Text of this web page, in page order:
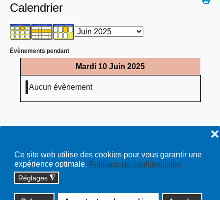
Ce site web utilise des cookies pour vous garantir une
expérience optimale. Politique de confidentialité
Réglages ◮
❌
Calendrier
Évènements pendant
Mardi 10 Juin 2025
Aucun évènement
Copyright © 2026 cossonay.ch - tous droits réservés | site :